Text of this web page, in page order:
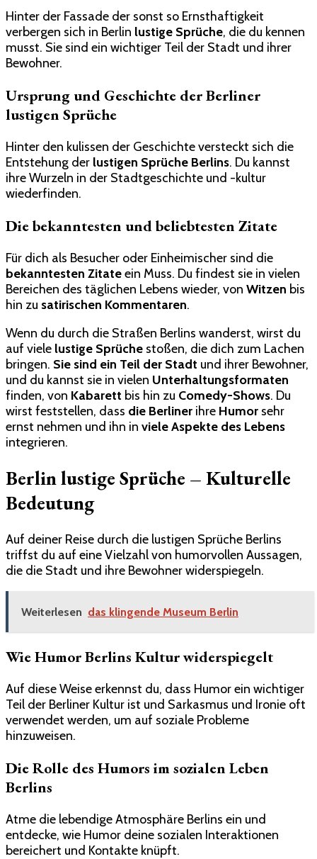
Hinter der Fassade der sonst so Ernsthaftigkeit
verbergen sich in Berlin lustige Sprüche, die du kennen
musst. Sie sind ein wichtiger Teil der Stadt und ihrer
Bewohner.
Ursprung und Geschichte der Berliner
lustigen Sprüche
Hinter den kulissen der Geschichte versteckt sich die
Entstehung der lustigen Sprüche Berlins. Du kannst
ihre Wurzeln in der Stadtgeschichte und -kultur
wiederfinden.
Die bekanntesten und beliebtesten Zitate
Für dich als Besucher oder Einheimischer sind die
bekanntesten Zitateein Muss. Du findest sie in vielen
Bereichen des täglichen Lebens wieder, von Witzen bis
hin zu satirischen Kommentaren.
Wenn du durch die Straßen Berlins wanderst, wirst du
auf viele lustige Sprüche stoßen, die dich zum Lachen
bringen. Sie sind ein Teil der Stadt und ihrer Bewohner,
und du kannst sie in vielen Unterhaltungsformaten
finden, von Kabarett bis hin zu Comedy-Shows. Du
wirst feststellen, dass die Berliner ihre Humor sehr
ernst nehmen und ihn in viele Aspekte des Lebens
integrieren.
Berlin lustige Sprüche – Kulturelle
Bedeutung
Auf deiner Reise durch die lustigen Sprüche Berlins
triffst du auf eine Vielzahl von humorvollen Aussagen,
die die Stadt und ihre Bewohner widerspiegeln.
Weiterlesen das klingende Museum Berlin
Wie Humor Berlins Kultur widerspiegelt
Auf diese Weise erkennst du, dass Humor ein wichtiger
Teil der Berliner Kultur ist und Sarkasmus und Ironie oft
verwendet werden, um auf soziale Probleme
hinzuweisen.
Die Rolle des Humors im sozialen Leben
Berlins
Atme die lebendige Atmosphäre Berlins ein und
entdecke, wie Humor deine sozialen Interaktionen
bereichert und Kontakte knüpft.